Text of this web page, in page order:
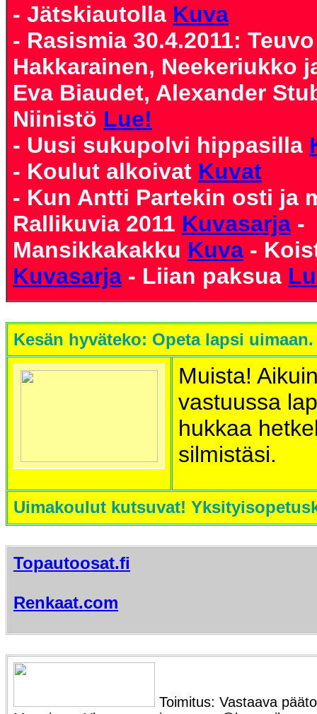
- Jätskiautolla Kuva
- Rasismia 30.4.2011: Teuvo
Hakkarainen, Neekeriukko
Eva Biaudet, Alexander
Niinistö Lue!
- Uusi sukupolvi hippasilla
- Koulut alkoivat Kuvat
- Kun Antti Partekin osti ja
Rallikuvia 2011 Kuvasarja -
Mansikkakakku Kuva -
Kuvasarja - Liian paksua
Kesän hyväteko: Opeta lapsi uimaan.
Muista!
vastuussa
hukkaa
silmistäsi.
Uimakoulut kutsuvat!
Topautoosat.fi
Renkaat.com
Toimitus: Vastaava